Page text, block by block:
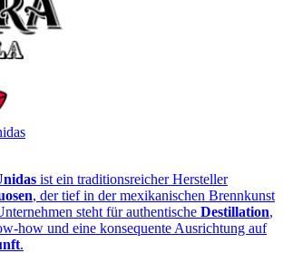
ist ein traditionsreicher Hersteller
, der tief in der mexikanischen Brennkunst
steht für authentische Destillation,
how und eine konsequente Ausrichtung auf
.